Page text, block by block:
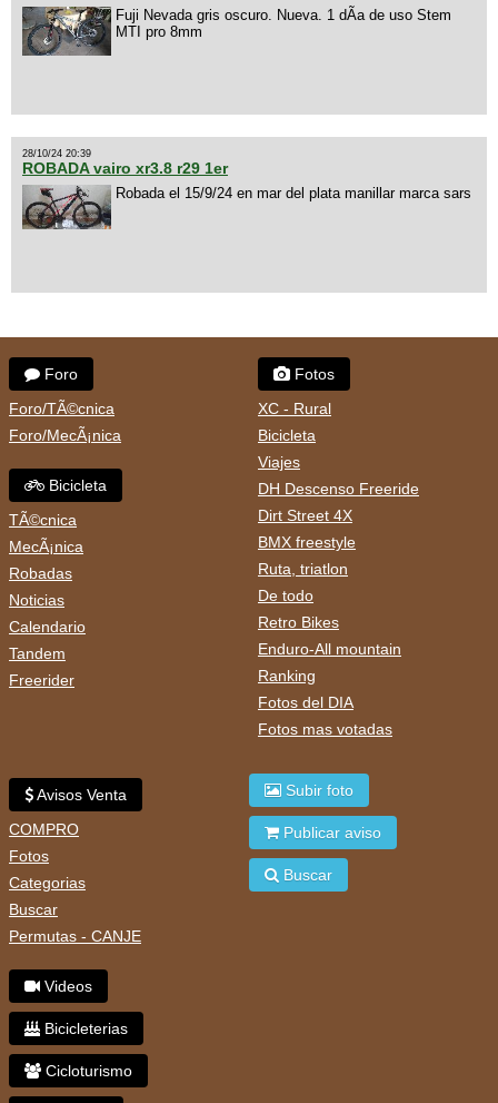
Fuji Nevada gris oscuro. Nueva. 1 dÃ­a de uso Stem
MTI pro 8mm
28/10/24 20:39
ROBADA vairo xr3.8 r29 1er
Robada el 15/9/24 en mar del plata manillar marca sars
Foro
Foro/TÃ©cnica
Foro/MecÃ¡nica
Bicicleta
TÃ©cnica
MecÃ¡nica
Robadas
Noticias
Calendario
Tandem
Freerider
Fotos
XC - Rural
Bicicleta
Viajes
DH Descenso Freeride
Dirt Street 4X
BMX freestyle
Ruta, triatlon
De todo
Retro Bikes
Enduro-All mountain
Ranking
Fotos del DIA
Fotos mas votadas
Avisos Venta
COMPRO
Fotos
Categorias
Buscar
Permutas - CANJE
Videos
Bicicleterias
Cicloturismo
Subir foto
Publicar aviso
Buscar